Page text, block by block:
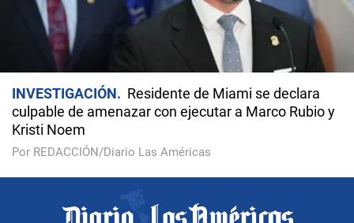
INVESTIGACIÓN
Residente de Miami se declara
culpable de amenazar con ejecutar a Marco Rubio y
Kristi Noem
Por REDACCIÓN/Diario Las Américas